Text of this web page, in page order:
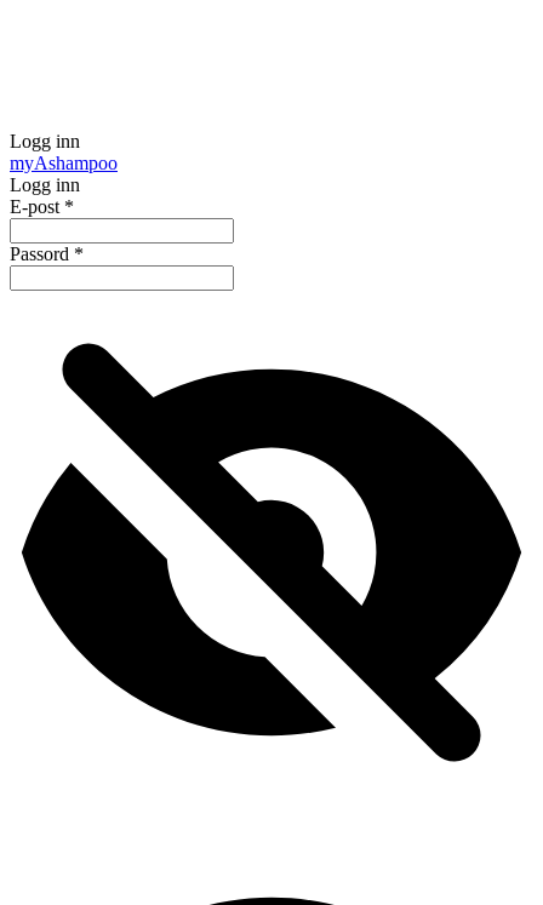
Logg inn
myAshampoo
Logg inn
E-post *
Passord *